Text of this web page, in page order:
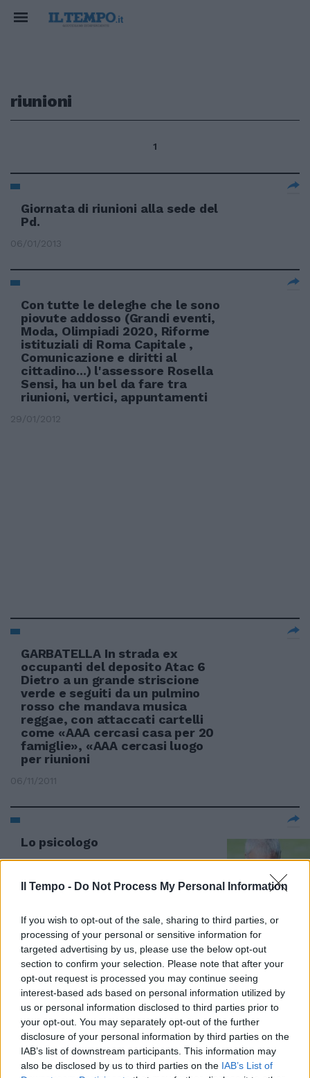
Il Tempo - Do Not Process My Personal Information
If you wish to opt-out of the sale, sharing to third parties, or
processing of your personal or sensitive information for
targeted advertising by us, please use the below opt-out
section to confirm your selection. Please note that after your
opt-out request is processed you may continue seeing
interest-based ads based on personal information utilized by
us or personal information disclosed to third parties prior to
your opt-out. You may separately opt-out of the further
disclosure of your personal information by third parties on the
IAB’s list of downstream participants. This information may
also be disclosed by us to third parties on the IAB’s List of
riunioni
1
Giornata di riunioni alla sede del
Pd.
06/01/2013
Con tutte le deleghe che le sono
piovute addosso (Grandi eventi,
Moda, Olimpiadi 2020, Riforme
istituziali di Roma Capitale ,
Comunicazione e diritti al
cittadino...) l'assessore Rosella
Sensi, ha un bel da fare tra
riunioni, vertici, appuntamenti
29/01/2012
GARBATELLA In strada ex
occupanti del deposito Atac 6
Dietro a un grande striscione
verde e seguiti da un pulmino
rosso che mandava musica
reggae, con attaccati cartelli
come «AAA cercasi casa per 20
famiglie», «AAA cercasi luogo
per riunioni
06/11/2011
Lo psicologo
29/08/2010
Gasparri: "Basta riunioni a due
Servono decisioni collegiali"
25/10/2009
La peggiore giustizia del mondo
13/09/2009